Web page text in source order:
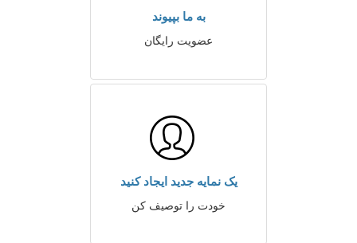
به ما بپیوند
عضویت رایگان
یک نمایه جدید ایجاد کنید
خودت را توصیف کن